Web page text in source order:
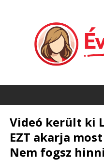
Videó került ki
EZT akarja
Nem fogsz